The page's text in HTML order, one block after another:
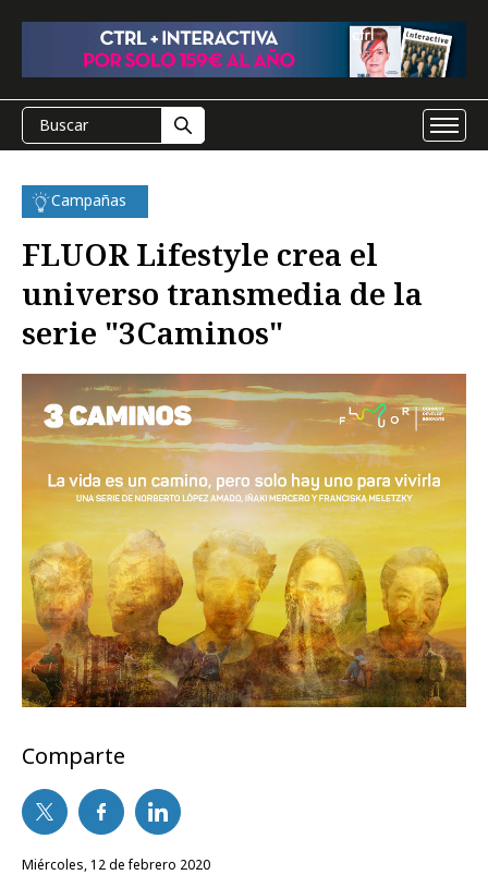
Campañas
FLUOR Lifestyle crea el
universo transmedia de la
serie "3Caminos"
Comparte
miércoles, 12 de febrero 2020